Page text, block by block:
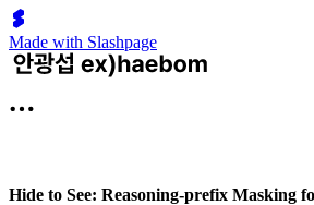
Made with Slashpage
Hide to See: Reasoning-prefix Masking